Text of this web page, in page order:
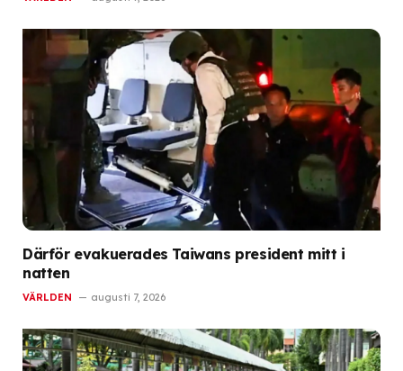
Därför evakuerades Taiwans president mitt i
natten
VÄRLDEN augusti 7, 2026